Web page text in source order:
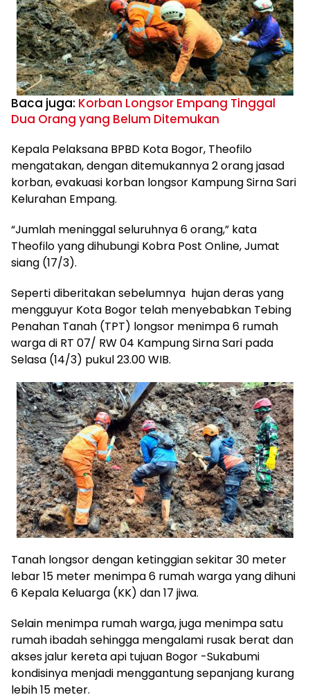
Baca juga: Korban Longsor Empang Tinggal
Dua Orang yang Belum Ditemukan
Kepala Pelaksana BPBD Kota Bogor, Theofilo
mengatakan, dengan ditemukannya 2 orang jasad
korban, evakuasi korban longsor Kampung Sirna Sari
Kelurahan Empang.
“Jumlah meninggal seluruhnya 6 orang,” kata
Theofilo yang dihubungi Kobra Post Online, Jumat
siang (17/3).
Seperti diberitakan sebelumnya hujan deras yang
mengguyur Kota Bogor telah menyebabkan Tebing
Penahan Tanah (TPT) longsor menimpa 6 rumah
warga di RT 07/ RW 04 Kampung Sirna Sari pada
Selasa (14/3) pukul 23.00 WIB.
Tanah longsor dengan ketinggian sekitar 30 meter
lebar 15 meter menimpa 6 rumah warga yang dihuni
6 Kepala Keluarga (KK) dan 17 jiwa.
Selain menimpa rumah warga, juga menimpa satu
rumah ibadah sehingga mengalami rusak berat dan
akses jalur kereta api tujuan Bogor -Sukabumi
kondisinya menjadi menggantung sepanjang kurang
lebih 15 meter.